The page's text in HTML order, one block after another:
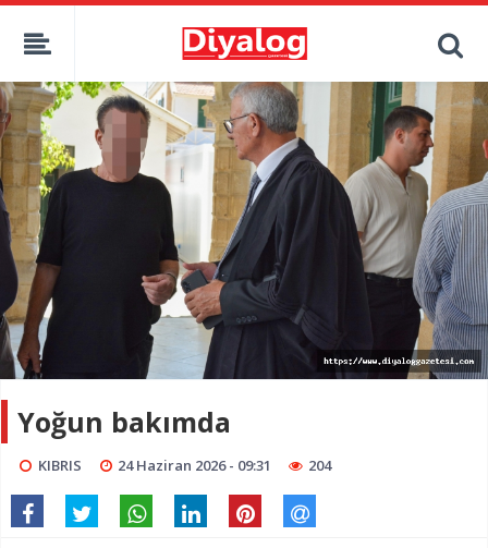
Yoğun bakımda
KIBRIS 24 Haziran 2026 - 09:31 204